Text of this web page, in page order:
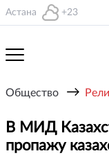
Астана +23
Общество →
В МИД
пропажу